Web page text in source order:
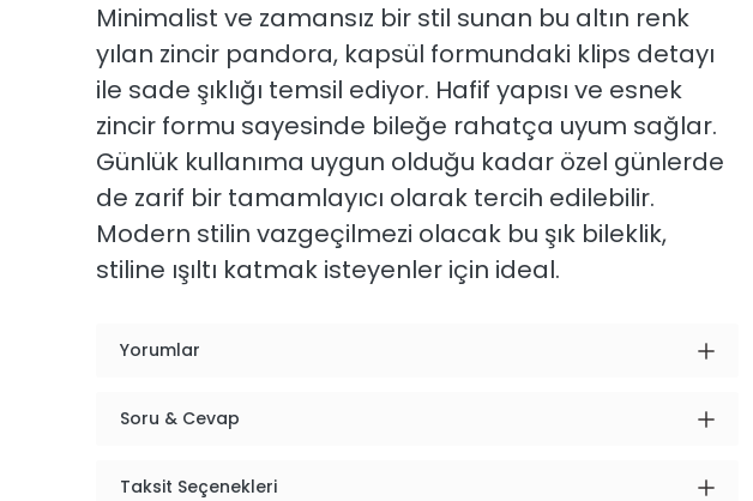
Minimalist ve zamansız bir stil sunan bu altın renk
yılan zincir pandora, kapsül formundaki klips detayı
ile sade şıklığı temsil ediyor. Hafif yapısı ve esnek
zincir formu sayesinde bileğe rahatça uyum sağlar.
Günlük kullanıma uygun olduğu kadar özel günlerde
de zarif bir tamamlayıcı olarak tercih edilebilir.
Modern stilin vazgeçilmezi olacak bu şık bileklik,
stiline ışıltı katmak isteyenler için ideal.
Yorumlar
Soru & Cevap
Taksit Seçenekleri